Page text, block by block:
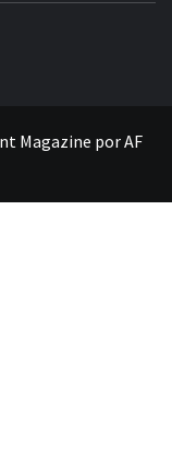
Magazine porAF